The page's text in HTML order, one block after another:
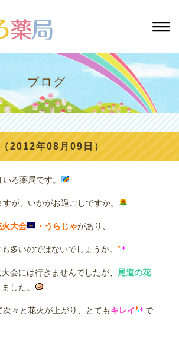
ブログ
2012年08月09日）
いろ薬局です。
が、いかがお過ごしですか。
火大会 ・うらじゃがあり、
多いのではないでしょうか。
会には行きませんでしたが、 尾道の花
した。
次々と花火が上がり、とてもキレイ
で